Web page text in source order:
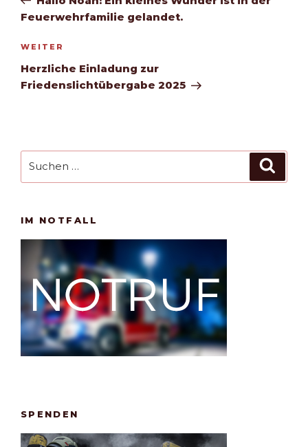
Feuerwehrfamilie gelandet.
Nächster
Beitrag
WEITER
Herzliche Einladung zur
Friedenslichtübergabe 2025
nach:
IM NOTFALL
SPENDEN